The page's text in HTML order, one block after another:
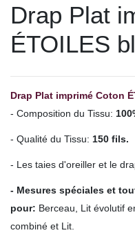
Drap Plat
ÉTOILES
Drap Plat imprimé Coton
- Composition du Tissu:
- Qualité du Tissu: 150 fils.
- Les taies d'oreiller et le
- Mesures spéciales et
pour: Berceau, Lit évolutif
combiné et Lit.